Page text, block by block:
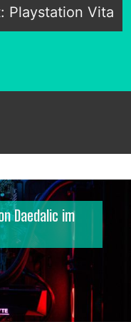
Playstation Vita
Daedalic im